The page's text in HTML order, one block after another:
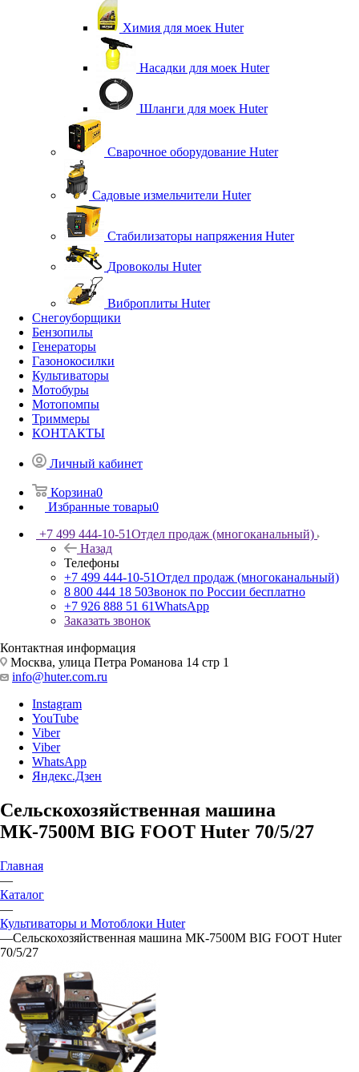
Химия для моек Huter
Насадки для моек Huter
Шланги для моек Huter
Сварочное оборудование Huter
Садовые измельчители Huter
Стабилизаторы напряжения Huter
Дровоколы Huter
Виброплиты Huter
Снегоуборщики
Бензопилы
Генераторы
Газонокосилки
Культиваторы
Мотобуры
Мотопомпы
Триммеры
КОНТАКТЫ
Личный кабинет
Корзина0
Избранные товары0
+7 499 444-10-51Отдел продаж (многоканальный)
Назад
Телефоны
+7 499 444-10-51Отдел продаж (многоканальный)
8 800 444 18 50Звонок по России бесплатно
+7 926 888 51 61WhatsApp
Заказать звонок
Контактная информация
Москва, улица Петра Романова 14 стр 1
info@huter.com.ru
Instagram
YouTube
Viber
Viber
WhatsApp
Яндекс.Дзен
Сельскохозяйственная машина
МК-7500M BIG FOOT Huter 70/5/27
Главная
—
Каталог
—
Культиваторы и Мотоблоки Huter
—Сельскохозяйственная машина МК-7500M BIG FOOT Huter
70/5/27